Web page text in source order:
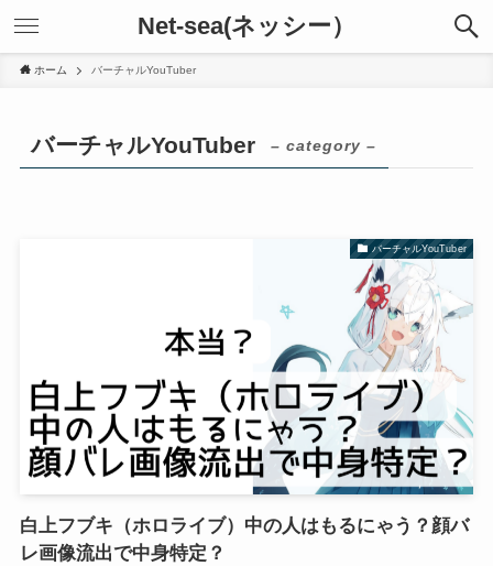
Net-sea(ネッシー）
ホーム バーチャルYouTuber
バーチャルYouTuber – category –
バーチャルYouTuber
白上フブキ（ホロライブ）中の人はもるにゃう？顔バ
レ画像流出で中身特定？